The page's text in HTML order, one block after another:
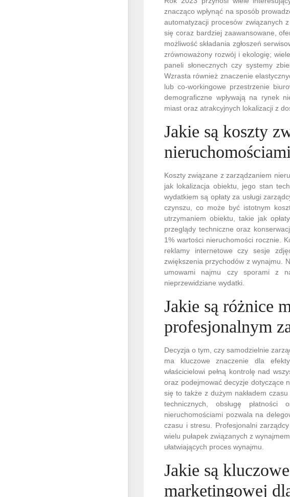
znacząco wpłynąć na sposób
automatyzacji procesów związanych
się coraz bardziej zaawansowane,
możliwość składania zgłoszeń
zrównoważony rozwój i ekologię;
paneli słonecznych czy systemy
Wzrasta również znaczenie
lub co-workingowe przestrzenie
demograficzne wpływają na rynek
miast oraz atrakcyjnych lokalizacji z
Jakie są koszty
Koszty związane z zarządzaniem
jak lokalizacja obiektu, jego stan
wydatkiem są opłaty za usługi
czynszu, co może być istotnym
utrzymaniem obiektu, takie jak
przeglądy techniczne oraz
1% wartości nieruchomości rocznie.
reklamy internetowe czy sesje
zwiększenia przychodów z wynajmu.
umowami najmu czy sporami z
nieprzewidziane wydatki.
Jakie są różnice
profesjonalnym
Decyzja o tym, czy samodzielnie
ma kluczowe znaczenie dla
właścicielowi pełną kontrolę nad
oraz podejmować decyzje dotyczące
się to także z dużym nakładem
technicznych, obsługę
nieruchomościami pozwala na
czasu i stresu. Profesjonalni
wielu pułapek związanych z
ułatwiających proces wynajmu.
Jakie są
marketingowej